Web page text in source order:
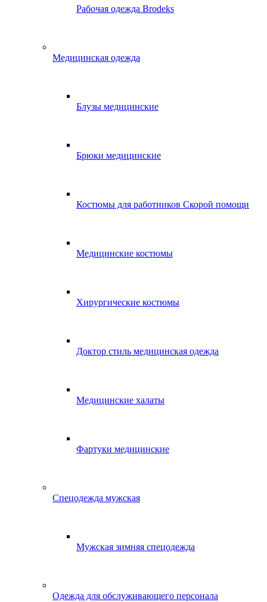
Рабочая одежда Brodeks
Медицинская одежда
Блузы медицинские
Брюки медицинские
Костюмы для работников Скорой помощи
Медицинские костюмы
Хирургические костюмы
Доктор стиль медицинская одежда
Медицинские халаты
Фартуки медицинские
Спецодежда мужская
Мужская зимняя спецодежда
Одежда для обслуживающего персонала